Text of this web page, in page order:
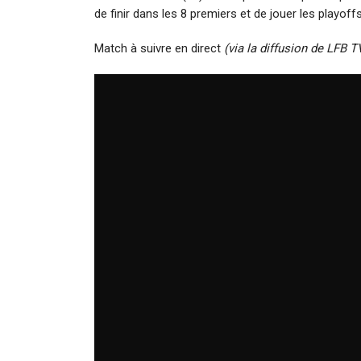
de finir dans les 8 premiers et de jouer les
Match à suivre en direct (via la diffusion de LFB